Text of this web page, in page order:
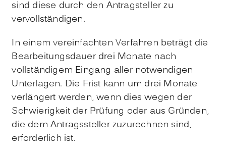
sind diese durch den Antragsteller zu
vervollständigen.
In einem vereinfachten Verfahren beträgt die
Bearbeitungsdauer drei Monate nach
vollständigem Eingang aller notwendigen
Unterlagen. Die Frist kann um drei Monate
verlängert werden, wenn dies wegen der
Schwierigkeit der Prüfung oder aus Gründen,
die dem Antragssteller zuzurechnen sind,
erforderlich ist.